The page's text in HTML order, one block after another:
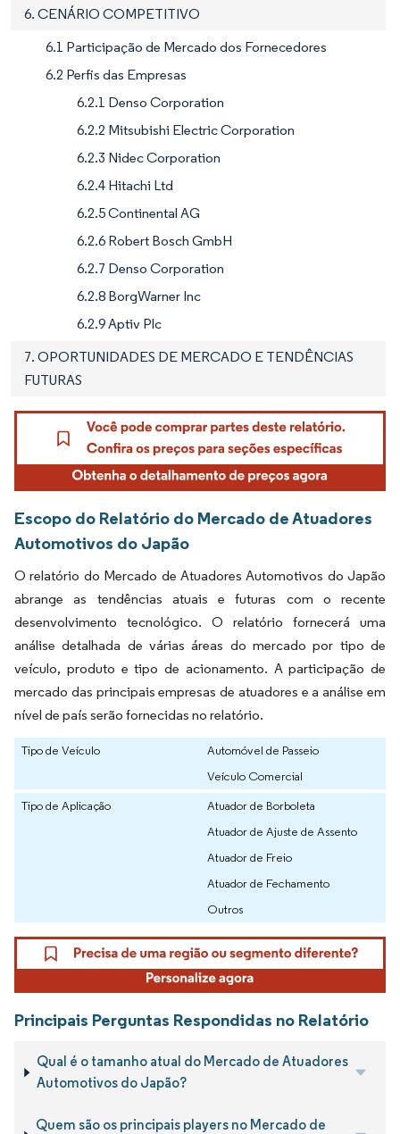
6. CENÁRIO COMPETITIVO
6.1 Participação de Mercado dos Fornecedores
6.2 Perfis das Empresas
6.2.1 Denso Corporation
6.2.2 Mitsubishi Electric Corporation
6.2.3 Nidec Corporation
6.2.4 Hitachi Ltd
6.2.5 Continental AG
6.2.6 Robert Bosch GmbH
6.2.7 Denso Corporation
6.2.8 BorgWarner Inc
6.2.9 Aptiv Plc
7. OPORTUNIDADES DE MERCADO E TENDÊNCIAS
FUTURAS
Escopo do Relatório do Mercado de Atuadores
Automotivos do Japão
O relatório do Mercado de Atuadores Automotivos do Japão
abrange as tendências atuais e futuras com o recente
desenvolvimento tecnológico. O relatório fornecerá uma
análise detalhada de várias áreas do mercado por tipo de
veículo, produto e tipo de acionamento. A participação de
mercado das principais empresas de atuadores e a análise em
nível de país serão fornecidas no relatório.
Tipo de Veículo
Automóvel de Passeio
Veículo Comercial
Tipo de Aplicação
Atuador de Borboleta
Atuador de Ajuste de Assento
Atuador de Freio
Atuador de Fechamento
Outros
Principais Perguntas Respondidas no Relatório
Qual é o tamanho atual do Mercado de Atuadores
Automotivos do Japão?
Quem são os principais players no Mercado de